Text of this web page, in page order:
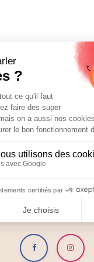
et
Nos réseaux